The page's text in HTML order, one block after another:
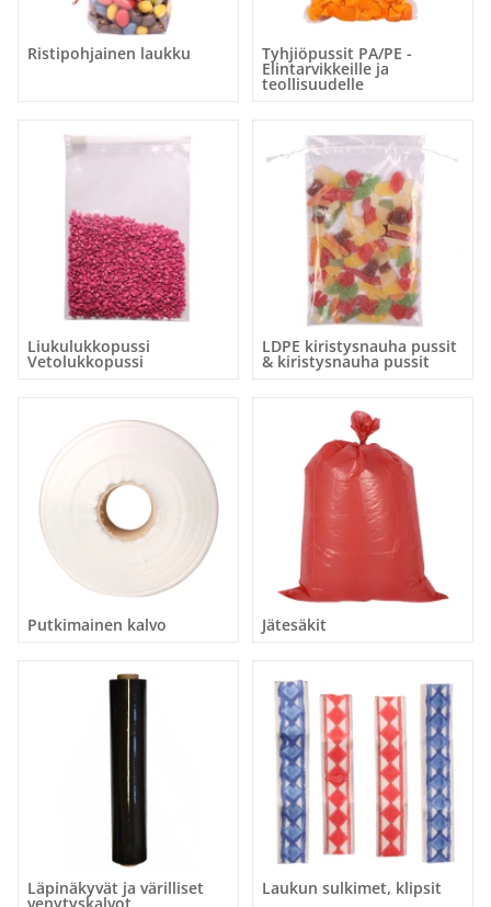
Ristipohjainen laukku Tyhjiöpussit PA/PE -
Elintarvikkeille ja
teollisuudelle
Liukulukkopussi
Vetolukkopussi
LDPE kiristysnauha pussit
& kiristysnauha pussit
Putkimainen kalvo Jätesäkit
Läpinäkyvät ja värilliset
venytyskalvot
Laukun sulkimet, klipsit